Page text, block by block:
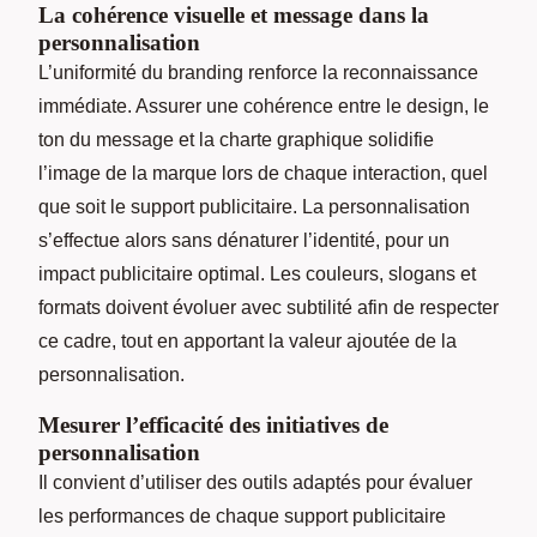
La cohérence visuelle et message dans la
personnalisation
L’uniformité du branding renforce la reconnaissance
immédiate. Assurer une cohérence entre le design, le
ton du message et la charte graphique solidifie
l’image de la marque lors de chaque interaction, quel
que soit le support publicitaire. La personnalisation
s’effectue alors sans dénaturer l’identité, pour un
impact publicitaire optimal. Les couleurs, slogans et
formats doivent évoluer avec subtilité afin de respecter
ce cadre, tout en apportant la valeur ajoutée de la
personnalisation.
Mesurer l’efficacité des initiatives de
personnalisation
Il convient d’utiliser des outils adaptés pour évaluer
les performances de chaque support publicitaire